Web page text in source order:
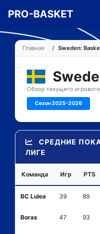
PRO-BASKET
Главная Sweden:
Обзор текущего
Сезон 2025-2026
СРЕДНИЕ
ЛИГЕ
Команда Игр PTS
BC Lulea 39 89
Boras 47 93